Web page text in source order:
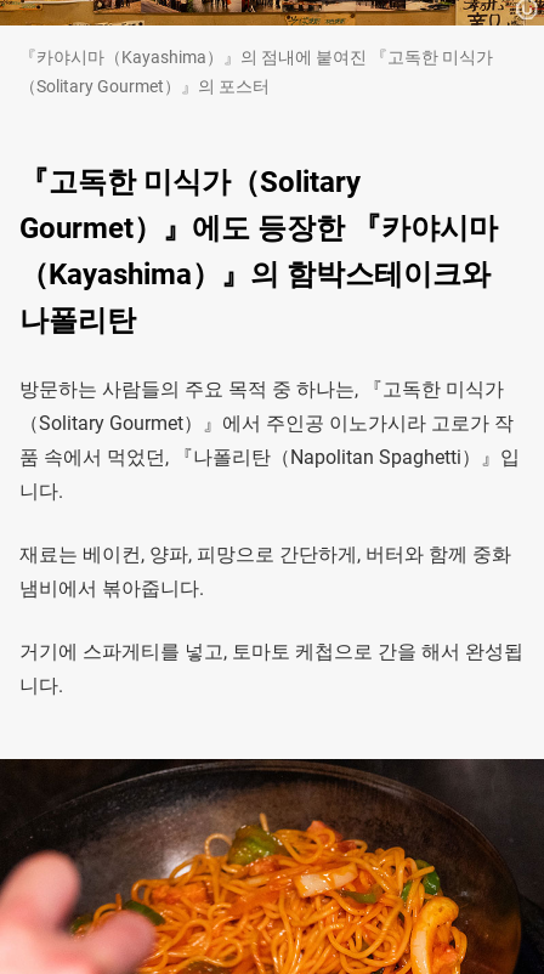
『카야시마（Kayashima）』의 점내에 붙여진 『고독한 미식가
（Solitary Gourmet）』의 포스터
『고독한 미식가（Solitary
Gourmet）』에도 등장한 『카야시마
（Kayashima）』의 함박스테이크와
나폴리탄
방문하는 사람들의 주요 목적 중 하나는, 『고독한 미식가
（Solitary Gourmet）』에서 주인공 이노가시라 고로가 작
품 속에서 먹었던, 『나폴리탄（Napolitan Spaghetti）』입
니다.
재료는 베이컨, 양파, 피망으로 간단하게, 버터와 함께 중화
냄비에서 볶아줍니다.
거기에 스파게티를 넣고, 토마토 케첩으로 간을 해서 완성됩
니다.